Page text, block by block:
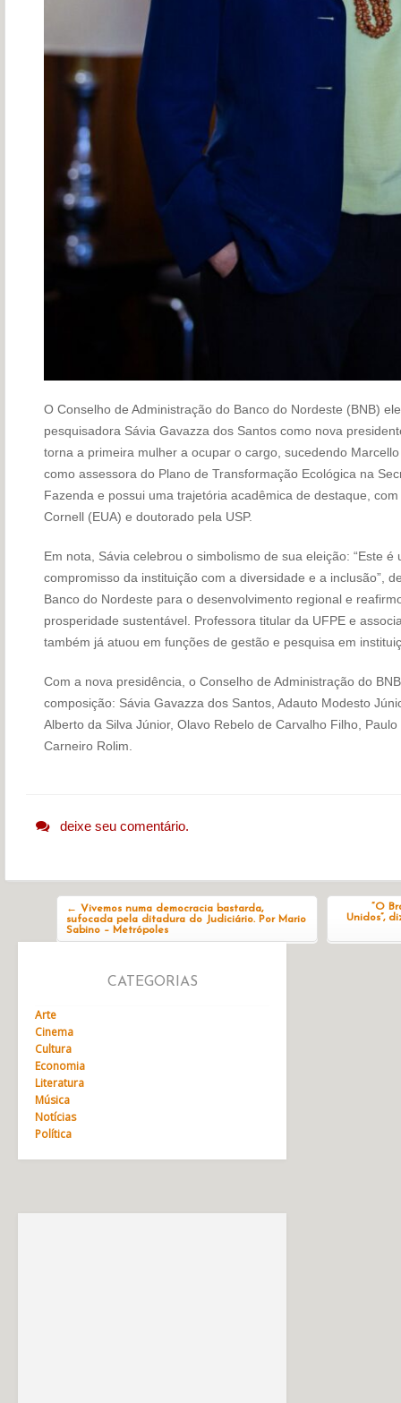
O Conselho de Administração do Banco do Nordeste (BNB)
pesquisadora Sávia Gavazza dos Santos como nova
torna a primeira mulher a ocupar o cargo, sucedendo
como assessora do Plano de Transformação Ecológica na
Fazenda e possui uma trajetória acadêmica de destaque,
Cornell (EUA) e doutorado pela USP.
Em nota, Sávia celebrou o simbolismo de sua eleição: “Este
compromisso da instituição com a diversidade e a inclusão”,
Banco do Nordeste para o desenvolvimento regional e
prosperidade sustentável. Professora titular da UFPE e
também já atuou em funções de gestão e pesquisa em
Com a nova presidência, o Conselho de Administração do
composição: Sávia Gavazza dos Santos, Adauto Modesto
Alberto da Silva Júnior, Olavo Rebelo de Carvalho Filho,
Carneiro Rolim.
deixe seu comentário.
← Vivemos numa democracia bastarda,
sufocada pela ditadura do Judiciário. Por Mario
Sabino – Metrópoles
“O
Unidos”,
CATEGORIAS
Arte
Cinema
Cultura
Economia
Literatura
Música
Notícias
Política